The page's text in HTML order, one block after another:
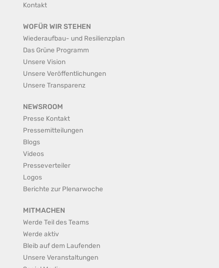
Kontakt
WOFÜR WIR STEHEN
Wiederaufbau- und Resilienzplan
Das Grüne Programm
Unsere Vision
Unsere Veröffentlichungen
Unsere Transparenz
NEWSROOM
Presse Kontakt
Pressemitteilungen
Blogs
Videos
Presseverteiler
Logos
Berichte zur Plenarwoche
MITMACHEN
Werde Teil des Teams
Werde aktiv
Bleib auf dem Laufenden
Unsere Veranstaltungen